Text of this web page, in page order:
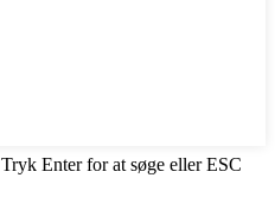
Tryk Enter for at søge eller ESC